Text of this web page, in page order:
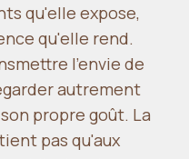
qu'elle expose,
qu'elle rend.
l'envie de
autrement
propre goût. La
pas qu'aux